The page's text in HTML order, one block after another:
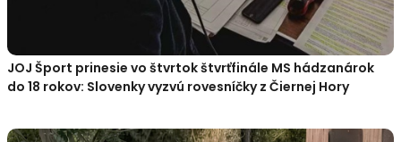
JOJ Šport prinesie vo štvrtok štvrťfinále MS hádzanárok
do 18 rokov: Slovenky vyzvú rovesníčky z Čiernej Hory